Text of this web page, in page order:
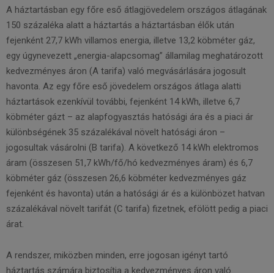
A háztartásban egy főre eső átlagjövedelem országos átlagának
150 százaléka alatt a háztartás a háztartásban élők után
fejenként 27,7 kWh villamos energia, illetve 13,2 köbméter gáz,
egy úgynevezett „energia-alapcsomag” államilag meghatározott
kedvezményes áron (A tarifa) való megvásárlására jogosult
havonta. Az egy főre eső jövedelem országos átlaga alatti
háztartások ezenkívül további, fejenként 14 kWh, illetve 6,7
köbméter gázt – az alapfogyasztás hatósági ára és a piaci ár
különbségének 35 százalékával növelt hatósági áron –
jogosultak vásárolni (B tarifa). A következő 14 kWh elektromos
áram (összesen 51,7 kWh/fő/hó kedvezményes áram) és 6,7
köbméter gáz (összesen 26,6 köbméter kedvezményes gáz
fejenként és havonta) után a hatósági ár és a különbözet hatvan
százalékával növelt tarifát (C tarifa) fizetnek, efölött pedig a piaci
árat.
A rendszer, miközben minden, erre jogosan igényt tartó
háztartás számára biztosítja a kedvezményes áron való